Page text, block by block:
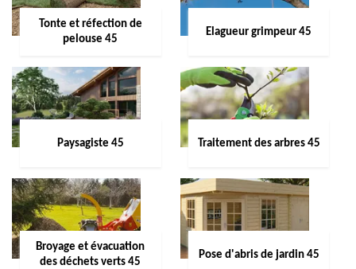
Tonte et réfection de
pelouse 45
Elagueur grimpeur 45
Paysagiste 45 Traitement des arbres 45
Broyage et évacuation
des déchets verts 45
Pose d'abris de jardin 45